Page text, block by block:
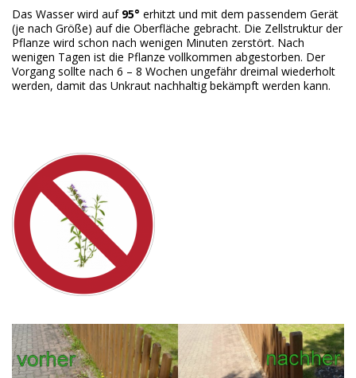
Das Wasser wird auf 95° erhitzt und mit dem passendem Gerät
(je nach Größe) auf die Oberfläche gebracht. Die Zellstruktur der
Pflanze wird schon nach wenigen Minuten zerstört. Nach
wenigen Tagen ist die Pflanze vollkommen abgestorben. Der
Vorgang sollte nach 6 – 8 Wochen ungefähr dreimal wiederholt
werden, damit das Unkraut nachhaltig bekämpft werden kann.